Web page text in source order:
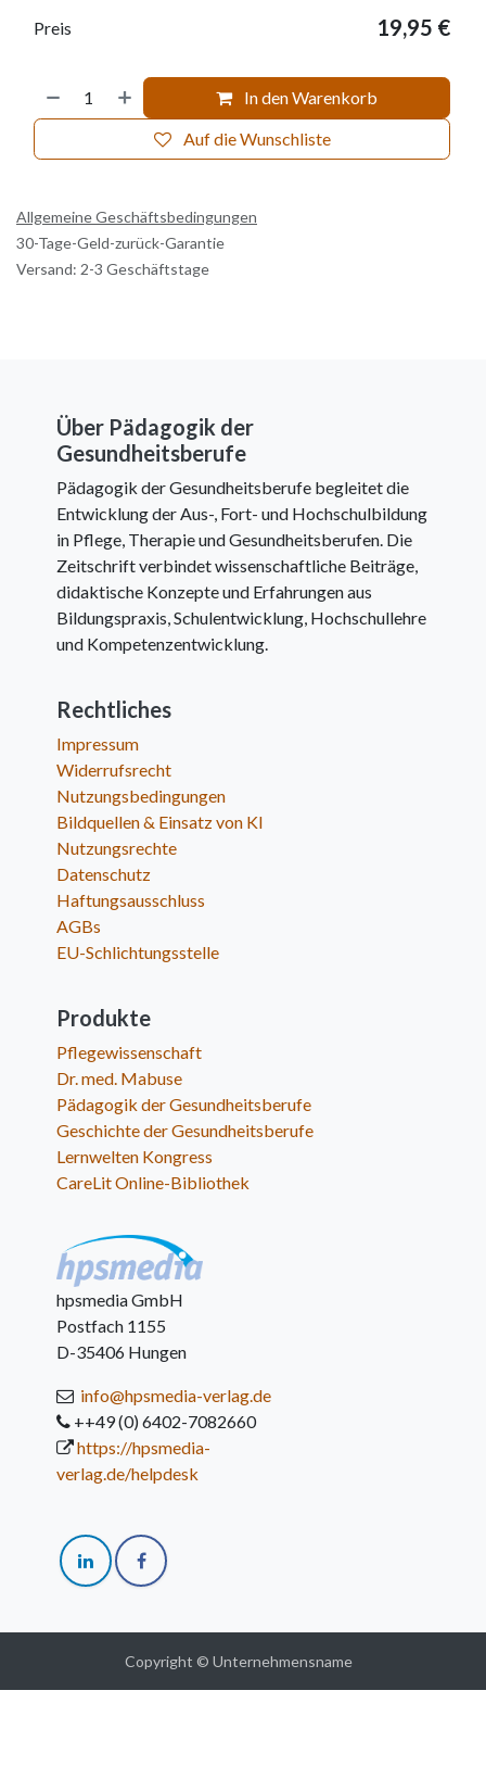
In den Warenkorb
Auf die Wunschliste
Preis 19,95 €
Allgemeine Geschäftsbedingungen
30-Tage-Geld-zurück-Garantie
Versand: 2-3 Geschäftstage
Über Pädagogik der
Gesundheitsberufe
Pädagogik der Gesundheitsberufe begleitet die
Entwicklung der Aus-, Fort- und Hochschulbildung
in Pflege, Therapie und Gesundheitsberufen. Die
Zeitschrift verbindet wissenschaftliche Beiträge,
didaktische Konzepte und Erfahrungen aus
Bildungspraxis, Schulentwicklung, Hochschullehre
und Kompetenzentwicklung.
Rechtliches
Impressum
Widerrufsrecht
Nutzungsbedingungen
Bildquellen & Einsatz von KI
Nutzungsrechte
Datenschutz
Haftungsausschluss
AGBs
EU-Schlichtungsstelle
Produkte
Pflegewissenschaft
Dr. med. Mabuse
Pädagogik der Gesundheitsberufe
Geschichte der Gesundheitsberufe
Lernwelten Kongress
CareLit Online-Bibliothek
hpsmedia GmbH
Postfach 1155
D-35406 Hungen
info@hpsmedia-verlag.de
++49 (0) 6402-7082660
https://hpsmedia-
verlag.de/helpdesk
Copyright © Unternehmensname